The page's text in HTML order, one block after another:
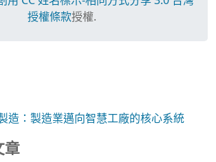
授權條款授權.
造：製造業邁向智慧工廠的核心系統
章